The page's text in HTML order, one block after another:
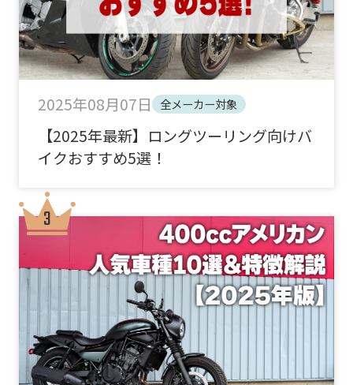
2025年08月07日 全メーカー対象
【2025年最新】ロングツーリング向けバ
イクおすすめ5選！